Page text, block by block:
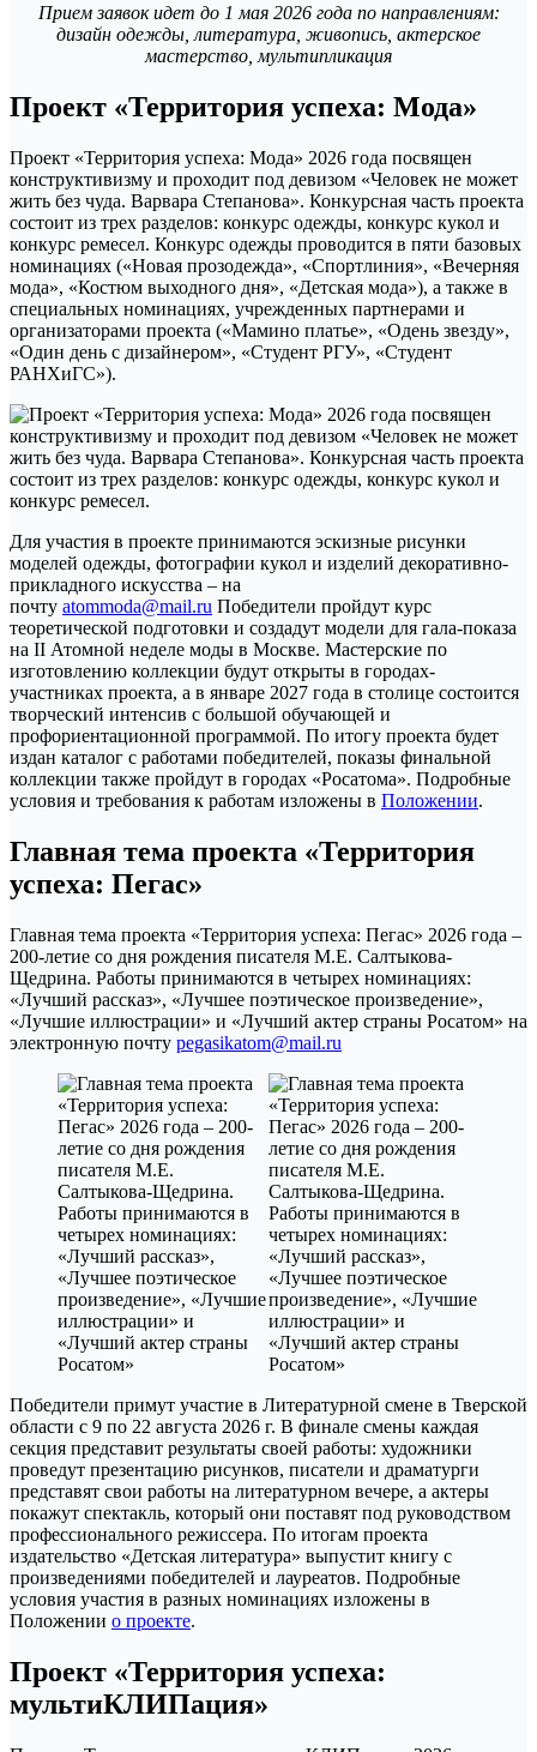
Прием заявок идет до 1 мая 2026 года по направлениям:
дизайн одежды, литература, живопись, актерское
мастерство, мультипликация
Проект «Территория успеха: Мода»
Проект «Территория успеха: Мода» 2026 года посвящен
конструктивизму и проходит под девизом «Человек не может
жить без чуда. Варвара Степанова». Конкурсная часть проекта
состоит из трех разделов: конкурс одежды, конкурс кукол и
конкурс ремесел. Конкурс одежды проводится в пяти базовых
номинациях («Новая прозодежда», «Спортлиния», «Вечерняя
мода», «Костюм выходного дня», «Детская мода»), а также в
специальных номинациях, учрежденных партнерами и
организаторами проекта («Мамино платье», «Одень звезду»,
«Один день с дизайнером», «Студент РГУ», «Студент
РАНХиГС»).
Для участия в проекте принимаются эскизные рисунки
моделей одежды, фотографии кукол и изделий декоративно-
прикладного искусства – на
почту atommoda@mail.ru Победители пройдут курс
теоретической подготовки и создадут модели для гала-показа
на II Атомной неделе моды в Москве. Мастерские по
изготовлению коллекции будут открыты в городах-
участниках проекта, а в январе 2027 года в столице состоится
творческий интенсив с большой обучающей и
профориентационной программой. По итогу проекта будет
издан каталог с работами победителей, показы финальной
коллекции также пройдут в городах «Росатома». Подробные
условия и требования к работам изложены в Положении.
Главная тема проекта «Территория
успеха: Пегас»
Главная тема проекта «Территория успеха: Пегас» 2026 года –
200-летие со дня рождения писателя М.Е. Салтыкова-
Щедрина. Работы принимаются в четырех номинациях:
«Лучший рассказ», «Лучшее поэтическое произведение»,
«Лучшие иллюстрации» и «Лучший актер страны Росатом» на
электронную почту pegasikatom@mail.ru
Победители примут участие в Литературной смене в Тверской
области с 9 по 22 августа 2026 г. В финале смены каждая
секция представит результаты своей работы: художники
проведут презентацию рисунков, писатели и драматурги
представят свои работы на литературном вечере, а актеры
покажут спектакль, который они поставят под руководством
профессионального режиссера. По итогам проекта
издательство «Детская литература» выпустит книгу с
произведениями победителей и лауреатов. Подробные
условия участия в разных номинациях изложены в
Положении о проекте.
Проект «Территория успеха:
мультиКЛИПация»